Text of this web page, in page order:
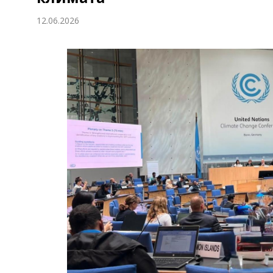
Культура
Наука
Спорт
12.06.2026